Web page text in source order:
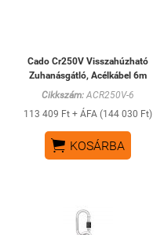
Cado Cr250V Visszahúzható
Zuhanásgátló, Acélkábel 6m
Cikkszám: ACR250V-6
113 409 Ft + ÁFA (144 030 Ft)
 KOSÁRBA